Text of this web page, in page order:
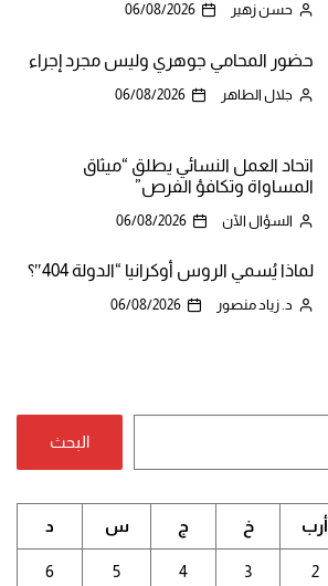
حسن زهير 06/08/2026
حضور المحامي جوهري وليس مجرد إجراء
جلال الطاهر 06/08/2026
اتحاد العمل النسائي يطلق “ميثاق
المساواة وتكافؤ الفرص”
السؤال الآن 06/08/2026
لماذا يُسمي الروس أوكرانيا “الدولة 404″؟
د. زياد منصور 06/08/2026
البحث
أرب خ ج س د
2
3
4
5
6